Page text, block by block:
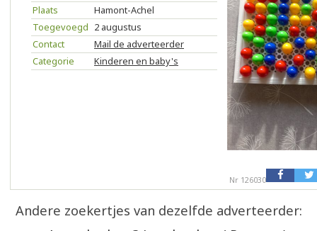
Plaats
Hamont-Achel
Toegevoegd 2 augustus
Contact
Mail de adverteerder
Categorie
Kinderen en baby's
Nr 126030
Andere zoekertjes van dezelfde adverteerder: